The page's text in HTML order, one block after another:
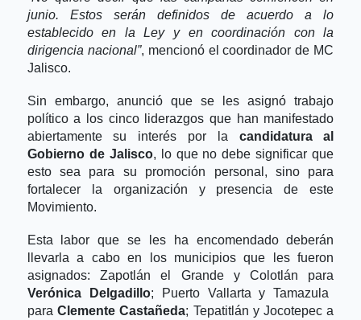
junio. Estos serán definidos de acuerdo a lo
establecido en la Ley y en coordinación con la
dirigencia nacional”, mencionó el coordinador de MC
Jalisco.
Sin embargo, anunció que se les asignó trabajo
político a los cinco liderazgos que han manifestado
abiertamente su interés por la candidatura al
Gobierno de Jalisco, lo que no debe significar que
esto sea para su promoción personal, sino para
fortalecer la organización y presencia de este
Movimiento.
Esta labor que se les ha encomendado deberán
llevarla a cabo en los municipios que les fueron
asignados: Zapotlán el Grande y Colotlán para
Verónica Delgadillo; Puerto Vallarta y Tamazula
para Clemente Castañeda; Tepatitlán y Jocotepec a